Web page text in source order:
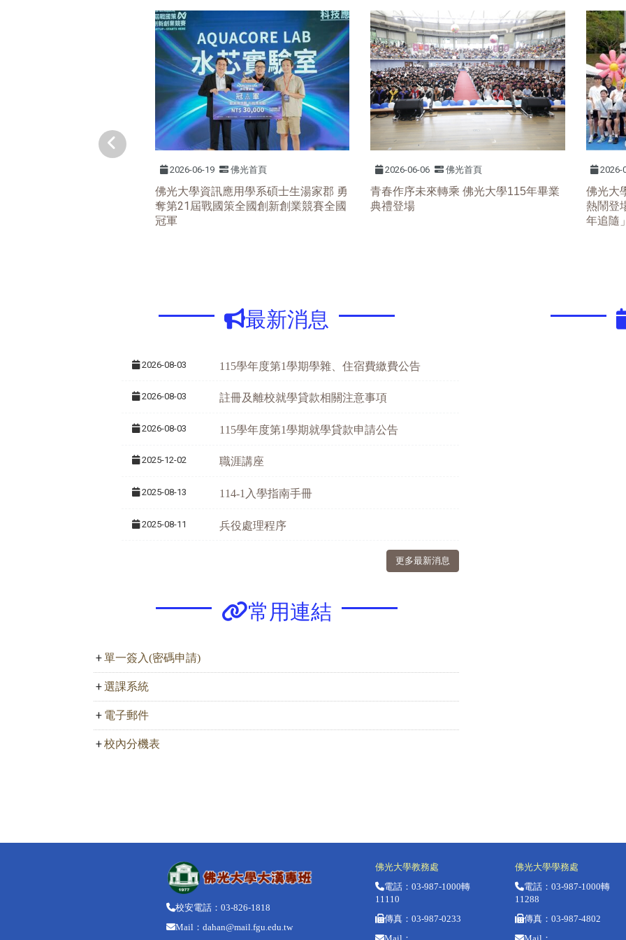
2026-06-19 佛光首頁
佛光大學資訊應用學系碩士生湯家郡 勇
奪第21屆戰國策全國創新創業競賽全國
冠軍
2026-06-06 佛光首頁
青春作序未來轉乘 佛光大學115年畢業
典禮登場
2026-
佛光大
熱鬧登
年追隨
最新消息
2026-08-03 115學年度第1學期學雜、住宿費繳費公告
2026-08-03 註冊及離校就學貸款相關注意事項
2026-08-03 115學年度第1學期就學貸款申請公告
2025-12-02 職涯講座
2025-08-13 114-1入學指南手冊
2025-08-11 兵役處理程序
更多最新消息
常用連結
單一簽入(密碼申請)
選課系統
電子郵件
校內分機表
校安電話：03-826-1818
Mail：dahan@mail.fgu.edu.tw
佛光大學教務處
電話：03-987-1000轉
11110
傳真：03-987-0233
佛光大學學務處
電話： 03-987-1000轉
11288
傳真： 03-987-4802